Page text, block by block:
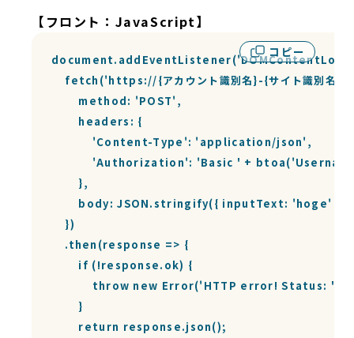
【フロント：JavaScript】
コピー
fetch('https://{アカウント識別名}-{サイト識
        method: 'POST',
        headers: {
            'Content-Type': 'application/json',
'Authorization': 'Basic ' +
        },
        body: JSON.stringify({ inputText: 'hoge' })
    })
    .then(response => {
        if (!response.ok) {
throw new Error('HTTP error! Status: '
        }
        return response.json();